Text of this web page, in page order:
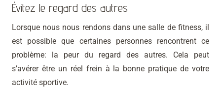
Évitez le regard des autres
Lorsque nous nous rendons dans une salle de fitness, il
est possible que certaines personnes rencontrent ce
problème: la peur du regard des autres. Cela peut
s’avérer être un réel frein à la bonne pratique de votre
activité sportive.